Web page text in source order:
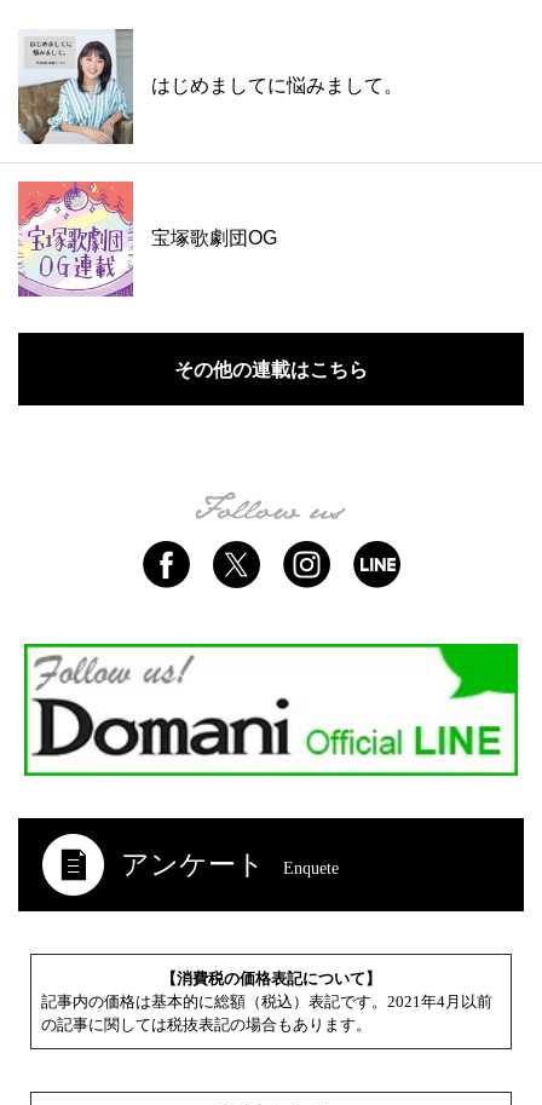
はじめましてに悩みまして。
宝塚歌劇団OG
その他の連載はこちら
アンケート Enquete
【消費税の価格表記について】
記事内の価格は基本的に総額（税込）表記です。2021年4月以前
の記事に関しては税抜表記の場合もあります。